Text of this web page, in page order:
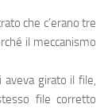
che c’erano tre
il meccanismo
girato il file,
file corretto